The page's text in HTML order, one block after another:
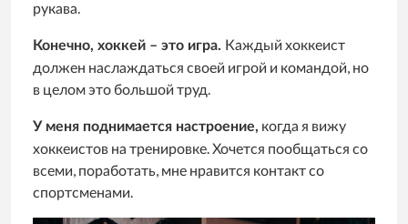
рукава.
Конечно, хоккей – это игра. Каждый хоккеист
должен наслаждаться своей игрой и командой, но
в целом это большой труд.
У меня поднимается настроение, когда я вижу
хоккеистов на тренировке. Хочется пообщаться со
всеми, поработать, мне нравится контакт со
спортсменами.